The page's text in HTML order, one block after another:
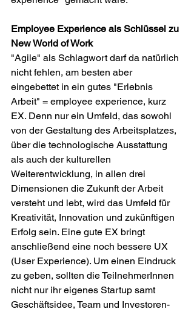
Employee Experience als Schlüssel zu
New World of Work
"Agile" als Schlagwort darf da natürlich
nicht fehlen, am besten aber
eingebettet in ein gutes "Erlebnis
Arbeit" = employee experience, kurz
EX. Denn nur ein Umfeld, das sowohl
von der Gestaltung des Arbeitsplatzes,
über die technologische Ausstattung
als auch der kulturellen
Weiterentwicklung, in allen drei
Dimensionen die Zukunft der Arbeit
versteht und lebt, wird das Umfeld für
Kreativität, Innovation und zukünftigen
Erfolg sein. Eine gute EX bringt
anschließend eine noch bessere UX
(User Experience). Um einen Eindruck
zu geben, sollten die TeilnehmerInnen
nicht nur ihr eigenes Startup samt
Geschäftsidee, Team und Investoren-